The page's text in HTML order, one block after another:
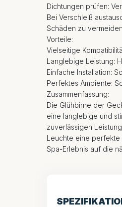
Dichtungen prüfen:
Bei Verschleiß
Schäden zu
Vorteile:
Vielseitige
Langlebige Leistung:
Einfache Installation:
Perfektes Ambiente:
Zusammenfassung:
Die Glühbirne der
eine langlebige und
zuverlässigen
Leuchte eine perfekte
Spa-Erlebnis auf die